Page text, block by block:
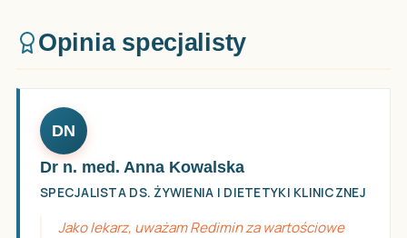
Opinia specjalisty
DN
Dr n. med. Anna Kowalska
SPECJALISTA DS. ŻYWIENIA I DIETETYKI KLINICZNEJ
Jako lekarz, uważam Redimin za wartościowe